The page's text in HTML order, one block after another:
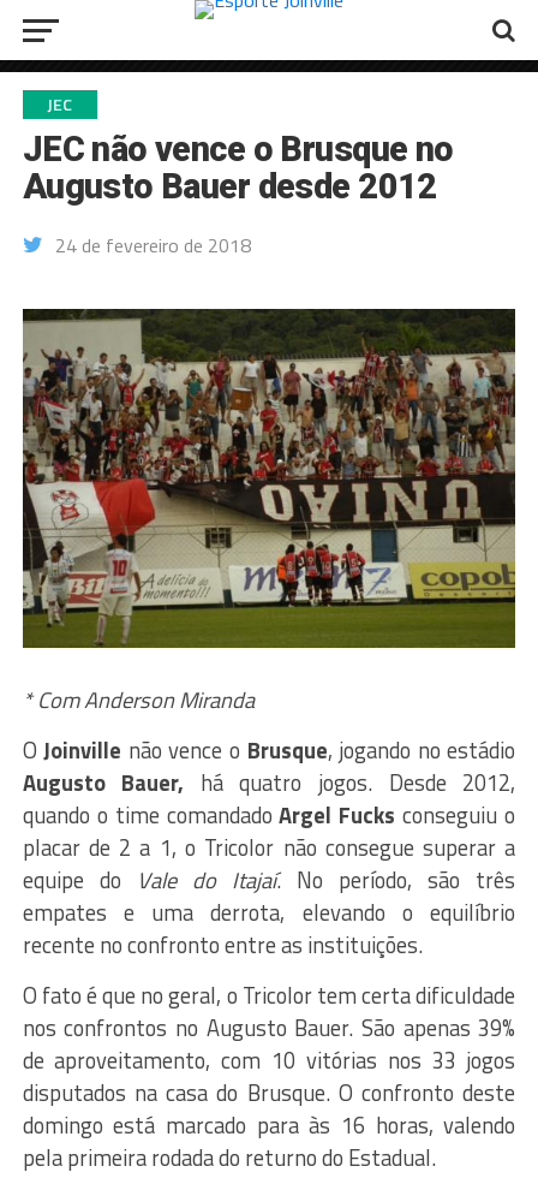
JEC
JEC não vence o Brusque no
Augusto Bauer desde 2012
24 de fevereiro de 2018
* Com Anderson Miranda
OJoinville não vence o Brusque, jogando no estádio
Augusto Bauer, há quatro jogos. Desde 2012,
quando o time comandadoArgel Fucksconseguiu o
placar de 2 a 1, o Tricolor não consegue superar a
equipe do Vale do Itajaí. No período, são três
empates e uma derrota, elevando o equilíbrio
recente no confronto entre as instituições.
O fato é que no geral, o Tricolor tem certa dificuldade
nos confrontos no Augusto Bauer. São apenas 39%
de aproveitamento, com 10 vitórias nos 33 jogos
disputados na casa do Brusque. O confronto deste
domingo está marcado para às 16 horas, valendo
pela primeira rodada do returno do Estadual.